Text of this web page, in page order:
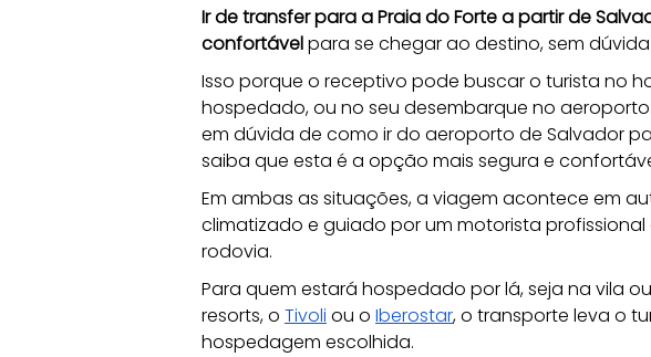
Ir de transfer para a Praia do Forte a partir de
confortável para se chegar ao destino, sem
Isso porque o receptivo pode buscar o turista no
hospedado, ou no seu desembarque no
em dúvida de como ir do aeroporto de Salvador
saiba que esta é a opção mais segura e
Em ambas as situações, a viagem acontece em
climatizado e guiado por um motorista
rodovia.
Para quem estará hospedado por lá, seja na vila
resorts, o Tivoli ou o Iberostar, o transporte leva o
hospedagem escolhida.